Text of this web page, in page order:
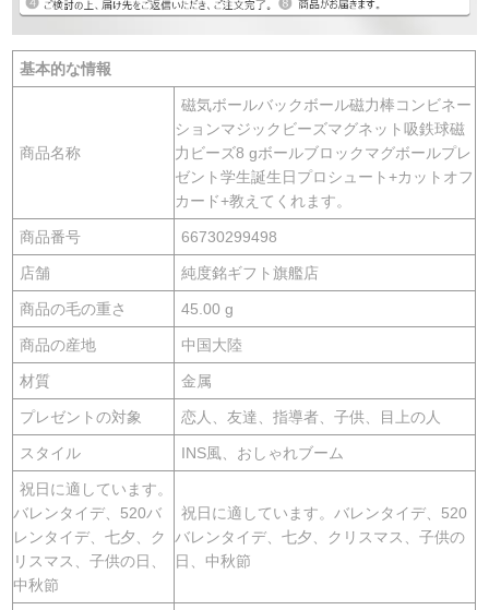
基本的な情報
商品名称
磁気ボールバックボール磁力棒コンビネー
ションマジックビーズマグネット吸鉄球磁
力ビーズ8 gボールブロックマグボールプレ
ゼント学生誕生日プロシュート+カットオフ
カード+教えてくれます。
商品番号 66730299498
店舗 純度銘ギフト旗艦店
商品の毛の重さ 45.00 g
商品の産地 中国大陸
材質 金属
プレゼントの対象 恋人、友達、指導者、子供、目上の人
スタイル INS風、おしゃれブーム
祝日に適しています。
バレンタイデ、520バ
レンタイデ、七夕、ク
リスマス、子供の日、
中秋節
祝日に適しています。バレンタイデ、520
バレンタイデ、七夕、クリスマス、子供の
日、中秋節